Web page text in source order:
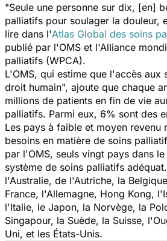
"Seule une personne sur dix, [en]
palliatifs pour soulager la douleur,
lire dans l'Atlas Global des soins
publié par l'OMS et l'Alliance
palliatifs (WPCA).
L'OMS, qui estime que l'accès aux
droit humain", ajoute que chaque
millions de patients en fin de vie
palliatifs. Parmi eux, 6% sont des
Les pays à faible et moyen revenu
besoins en matière de soins
par l'OMS, seuls vingt pays dans
système de soins palliatifs
l'Australie, de l'Autriche, la
France, l'Allemagne, Hong Kong,
l'Italie, le Japon, la Norvège, la
Singapour, la Suède, la Suisse,
Uni, et les États-Unis.